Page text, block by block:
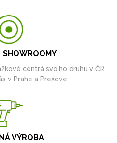
SHOWROOMY
centrá svojho druhu v ČR
v Prahe a Prešove.
VÝROBA